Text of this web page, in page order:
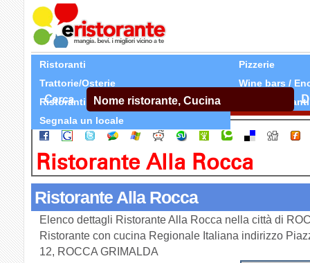
Ristoranti
Pizzerie
Trattorie/Osterie
Wine bars /
Ristoranti Etnici
Tutti Ristoranti
Segnala un locale
Cerca
Ristorante Alla Rocca
Ristorante Alla Rocca
Elenco dettagli Ristorante Alla Rocca nella città di
Ristorante con cucina Regionale Italiana indirizzo
12, ROCCA GRIMALDA